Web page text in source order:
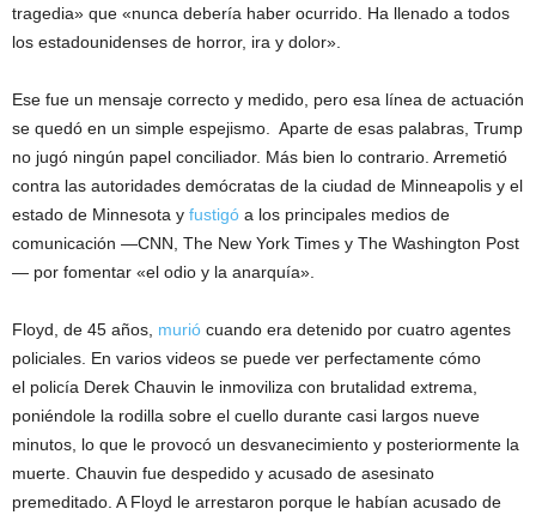
tragedia» que «nunca debería haber ocurrido. Ha llenado a todos
los estadounidenses de horror, ira y dolor».
Ese fue un mensaje correcto y medido, pero esa línea de actuación
se quedó en un simple espejismo. Aparte de esas palabras, Trump
no jugó ningún papel conciliador. Más bien lo contrario. Arremetió
contra las autoridades demócratas de la ciudad de Minneapolis y el
estado de Minnesota y fustigó a los principales medios de
comunicación —CNN, The New York Times y The Washington Post
— por fomentar «el odio y la anarquía».
Floyd, de 45 años, murió cuando era detenido por cuatro agentes
policiales. En varios videos se puede ver perfectamente cómo
el policía Derek Chauvin le inmoviliza con brutalidad extrema,
poniéndole la rodilla sobre el cuello durante casi largos nueve
minutos, lo que le provocó un desvanecimiento y posteriormente la
muerte. Chauvin fue despedido y acusado de asesinato
premeditado. A Floyd le arrestaron porque le habían acusado de